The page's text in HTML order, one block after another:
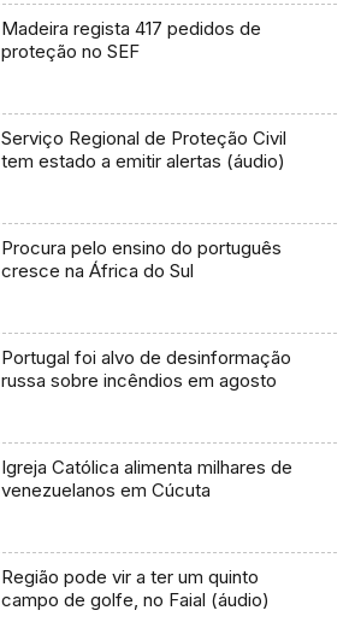
Madeira regista 417 pedidos de
proteção no SEF
Serviço Regional de Proteção Civil
tem estado a emitir alertas (áudio)
Procura pelo ensino do português
cresce na África do Sul
Portugal foi alvo de desinformação
russa sobre incêndios em agosto
Igreja Católica alimenta milhares de
venezuelanos em Cúcuta
Região pode vir a ter um quinto
campo de golfe, no Faial (áudio)